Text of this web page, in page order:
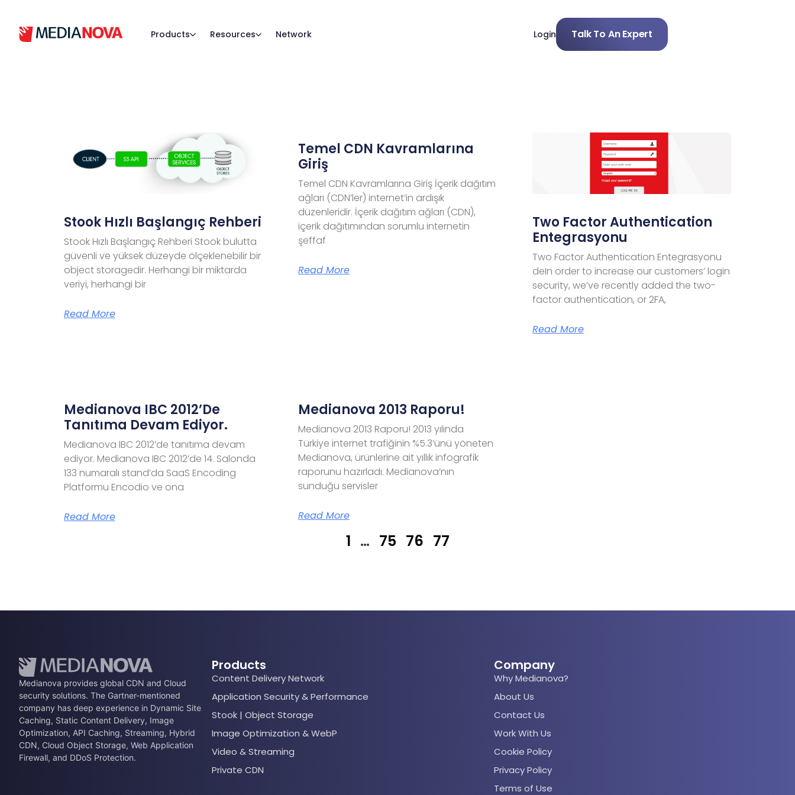
Products Resources Network Login Talk To An Expert
Stook Hızlı Başlangıç Rehberi
Stook Hızlı Başlangıç Rehberi Stook bulutta
güvenli ve yüksek düzeyde ölçeklenebilir bir
object storagedir. Herhangi bir miktarda
veriyi, herhangi bir
Read More
Temel CDN Kavramlarına
Giriş
Temel CDN Kavramlarına Giriş İçerik dağıtım
ağları (CDN’ler) internet’in ardışık
düzenleridir. İçerik dağıtım ağları (CDN),
içerik dağıtımından sorumlu internetin
şeffaf
Read More
Two Factor Authentication
Entegrasyonu
Two Factor Authentication Entegrasyonu
deIn order to increase our customers’ login
security, we’ve recently added the two-
factor authentication, or 2FA,
Read More
Medianova IBC 2012’de
Tanıtıma Devam Ediyor.
Medianova IBC 2012’de tanıtıma devam
ediyor. Medianova IBC 2012’de 14. Salonda
133 numaralı stand’da SaaS Encoding
Platformu Encodio ve ona
Read More
Medianova 2013 Raporu!
Medianova 2013 Raporu! 2013 yılında
Türkiye internet trafiğinin %5.3’ünü yöneten
Medianova, ürünlerine ait yıllık infografik
raporunu hazırladı. Medianova’nın
sunduğu servisler
Read More
1 … 75 76 77
Medianova provides global CDN and Cloud
security solutions. The Gartner-mentioned
company has deep experience in Dynamic Site
Caching, Static Content Delivery, Image
Optimization, API Caching, Streaming, Hybrid
CDN, Cloud Object Storage, Web Application
Firewall, and DDoS Protection.
Products
Content Delivery Network
Application Security & Performance
Stook | Object Storage
Image Optimization & WebP
Video & Streaming
Private CDN
Company
Why Medianova?
About Us
Contact Us
Work With Us
Cookie Policy
Privacy Policy
Terms of Use